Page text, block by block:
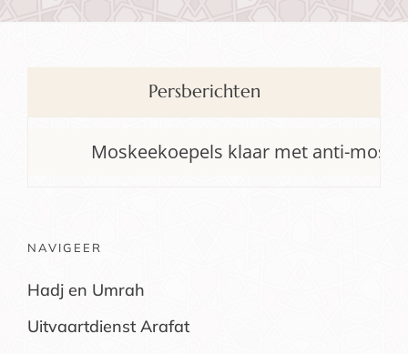
Persberichten
Moskeekoepels klaar met anti-
NAVIGEER
Hadj en Umrah
Uitvaartdienst Arafat